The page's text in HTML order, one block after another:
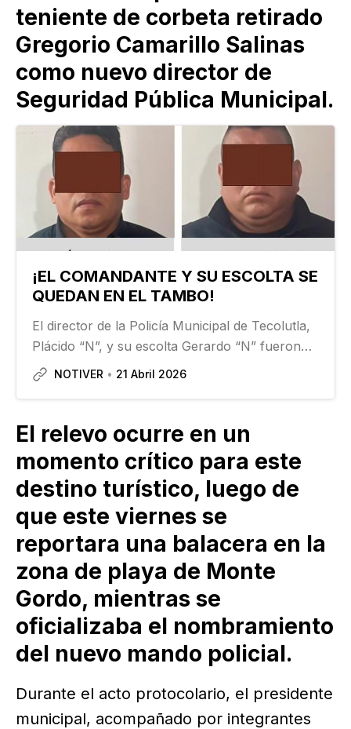
teniente de corbeta retirado
Gregorio Camarillo Salinas
como nuevo director de
Seguridad Pública Municipal.
¡EL COMANDANTE Y SU ESCOLTA SE
QUEDAN EN EL TAMBO!
El director de la Policía Municipal de Tecolutla,
Plácido “N”, y su escolta Gerardo “N” fueron
vinculados a proceso por su probable
responsabilidad en el delito de contra las
fondo se les…
NOTIVER 21 Abril 2026
El relevo ocurre en un
momento crítico para este
destino turístico, luego de
que este viernes se
reportara una balacera en la
zona de playa de Monte
Gordo, mientras se
oficializaba el nombramiento
del nuevo mando policial.
Durante el acto protocolario, el presidente
municipal, acompañado por integrantes